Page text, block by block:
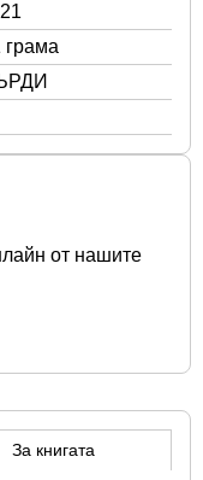
грама
от нашите
За книгата